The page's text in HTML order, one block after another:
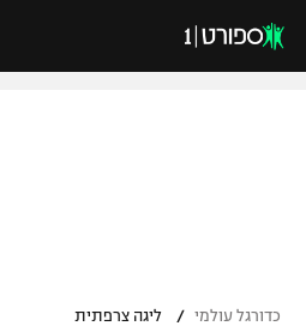
כדורגל עולמי / ליגה צרפתית